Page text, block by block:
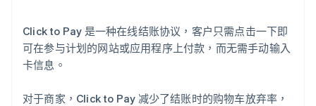
Click to Pay 是一种在线结账协议，客户只需点击一下即
可在参与计划的网站或应用程序上付款，而无需手动输入
卡信息。
对于商家，Click to Pay 减少了结账时的购物车放弃率，